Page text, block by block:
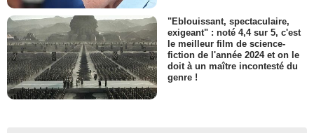
"Eblouissant, spectaculaire,
exigeant" : noté 4,4 sur 5, c'est
le meilleur film de science-
fiction de l'année 2024 et on le
doit à un maître incontesté du
genre !